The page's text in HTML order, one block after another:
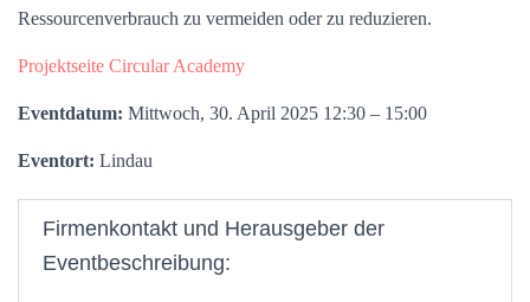
Ressourcenverbrauch zu vermeiden oder zu reduzieren.
Projektseite Circular Academy
Eventdatum: Mittwoch, 30. April 2025 12:30 – 15:00
Eventort: Lindau
Firmenkontakt und Herausgeber der
Eventbeschreibung: